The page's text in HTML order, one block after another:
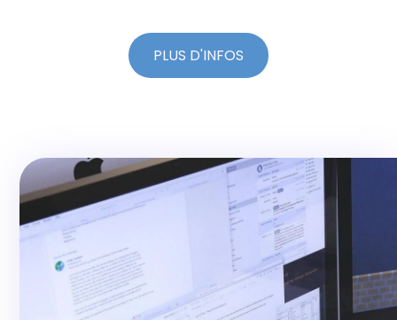
PLUS D'INFOS